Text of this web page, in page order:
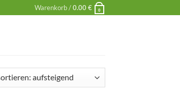
Warenkorb /0.00€ 0